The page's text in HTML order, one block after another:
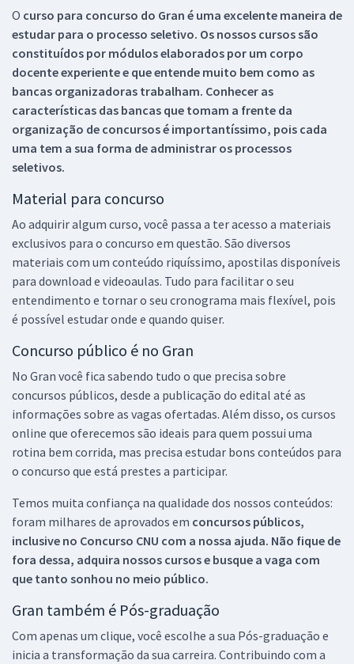
O curso para concurso do Gran é uma excelente maneira de
estudar para o processo seletivo. Os nossos cursos são
constituídos por módulos elaborados por um corpo
docente experiente e que entende muito bem como as
bancas organizadoras trabalham. Conhecer as
características das bancas que tomam a frente da
organização de concursos é importantíssimo, pois cada
uma tem a sua forma de administrar os processos
seletivos.
Material para concurso
Ao adquirir algum curso, você passa a ter acesso a materiais
exclusivos para o concurso em questão. São diversos
materiais com um conteúdo riquíssimo, apostilas disponíveis
para download e videoaulas. Tudo para facilitar o seu
entendimento e tornar o seu cronograma mais flexível, pois
é possível estudar onde e quando quiser.
Concurso público é no Gran
No Gran você fica sabendo tudo o que precisa sobre
concursos públicos, desde a publicação do edital até as
informações sobre as vagas ofertadas. Além disso, os cursos
online que oferecemos são ideais para quem possui uma
rotina bem corrida, mas precisa estudar bons conteúdos para
o concurso que está prestes a participar.
Temos muita confiança na qualidade dos nossos conteúdos:
foram milhares de aprovados em concursos públicos,
inclusive no Concurso CNU com a nossa ajuda. Não fique de
fora dessa, adquira nossos cursos e busque a vaga com
que tanto sonhou no meio público.
Gran também é Pós-graduação
Com apenas um clique, você escolhe a sua Pós-graduação e
inicia a transformação da sua carreira. Contribuindo com a